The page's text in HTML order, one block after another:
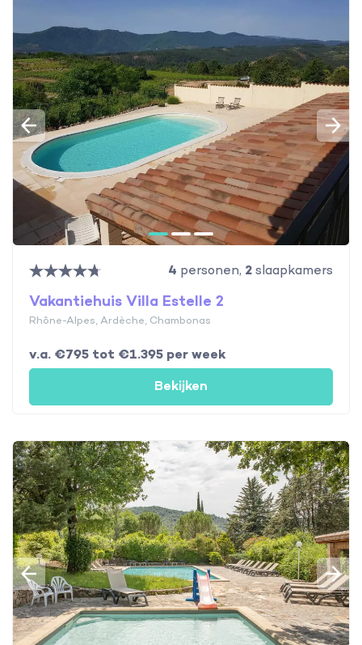
4 personen, 2slaapkamers
Vakantiehuis Villa Estelle 2
Rhône-Alpes, Ardèche, Chambonas
v.a. €795 tot €1.395 per week
Bekijken